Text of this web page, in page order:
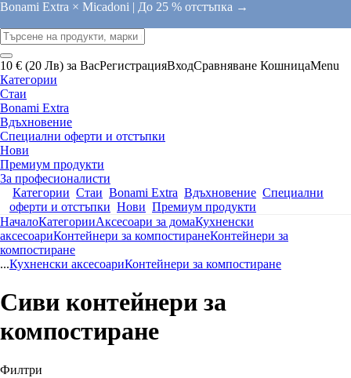
Bonami Extra × Micadoni | До 25 % отстъпка →
10 € (20 Лв) за ВасРегистрацияВходСравняване КошницаMenu
Категории
Стаи
Bonami Extra
Вдъхновение
Специални оферти и отстъпки
Нови
Премиум продукти
За професионалисти
Категории Стаи Bonami Extra Вдъхновение Специални
оферти и отстъпки Нови Премиум продукти
НачалоКатегорииАксесоари за домаКухненски
аксесоариКонтейнери за компостиранеКонтейнери за
компостиране
...Кухненски аксесоариКонтейнери за компостиране
Сиви контейнери за
компостиране
Филтри